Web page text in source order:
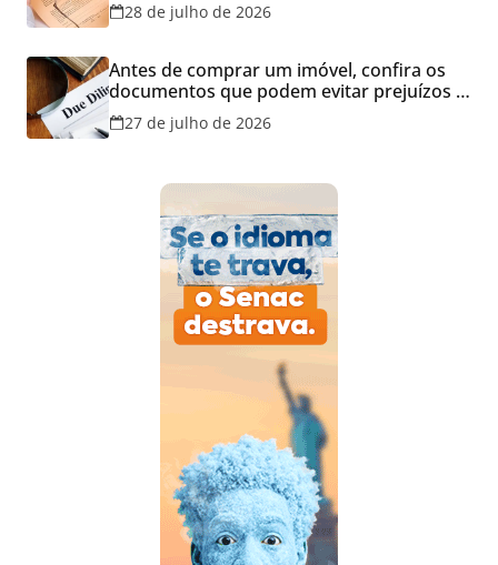
28 de julho de 2026
Antes de comprar um imóvel, confira os
documentos que podem evitar prejuízos e
disputas na justiça
27 de julho de 2026